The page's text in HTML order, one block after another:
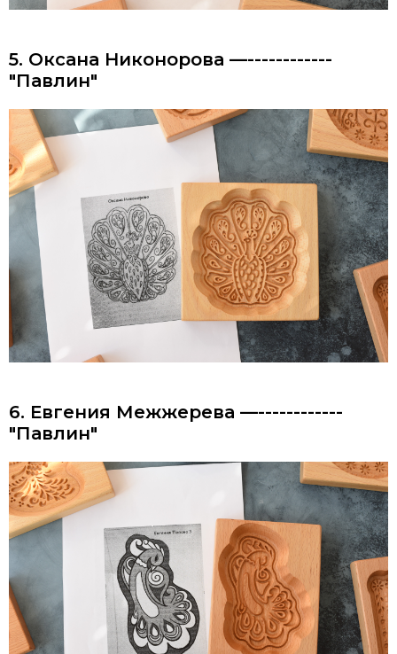
5. Оксана Никонорова —------------
"Павлин"
6. Евгения Межжерева —------------
"Павлин"